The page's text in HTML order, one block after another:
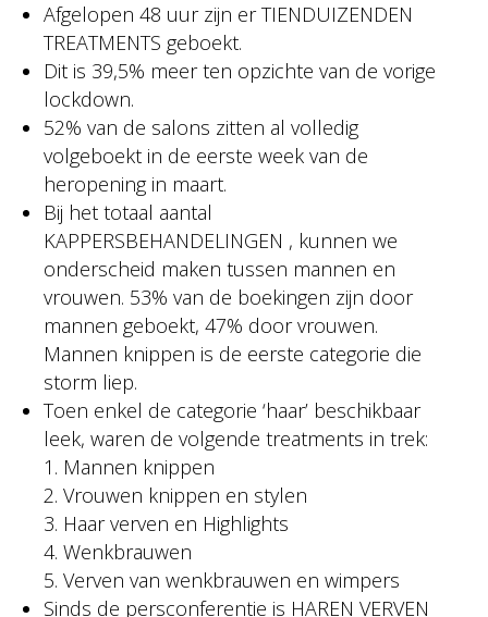
Afgelopen 48 uur zijn er TIENDUIZENDEN
TREATMENTS geboekt.
Dit is 39,5% meer ten opzichte van de vorige
lockdown.
52% van de salons zitten al volledig
volgeboekt in de eerste week van de
heropening in maart.
Bij het totaal aantal
KAPPERSBEHANDELINGEN , kunnen we
onderscheid maken tussen mannen en
vrouwen. 53% van de boekingen zijn door
mannen geboekt, 47% door vrouwen.
Mannen knippen is de eerste categorie die
storm liep.
Toen enkel de categorie ‘haar’ beschikbaar
leek, waren de volgende treatments in trek:
1. Mannen knippen
2. Vrouwen knippen en stylen
3. Haar verven en Highlights
4. Wenkbrauwen
5. Verven van wenkbrauwen en wimpers
Sinds de persconferentie is HAREN VERVEN